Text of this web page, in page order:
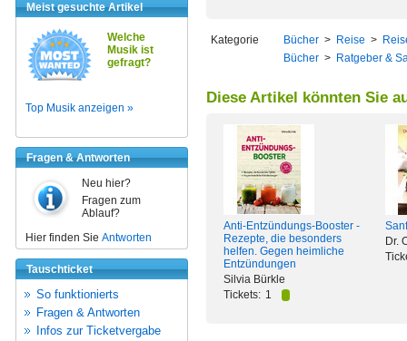
Meist gesuchte Artikel
Welche
Musik ist
gefragt?
Top Musik anzeigen »
Fragen & Antworten
Neu hier?
Fragen zum
Ablauf?
Hier finden Sie Antworten
Tauschticket
So funktionierts
Fragen & Antworten
Infos zur Ticketvergabe
Kategorie Bücher > Reise >
Bücher > Ratgeber &
Diese Artikel könnten Sie
Anti-Entzündungs-Booster -
Rezepte, die besonders
helfen. Gegen heimliche
Entzündungen
Silvia Bürkle
Tickets: 1
Dr.